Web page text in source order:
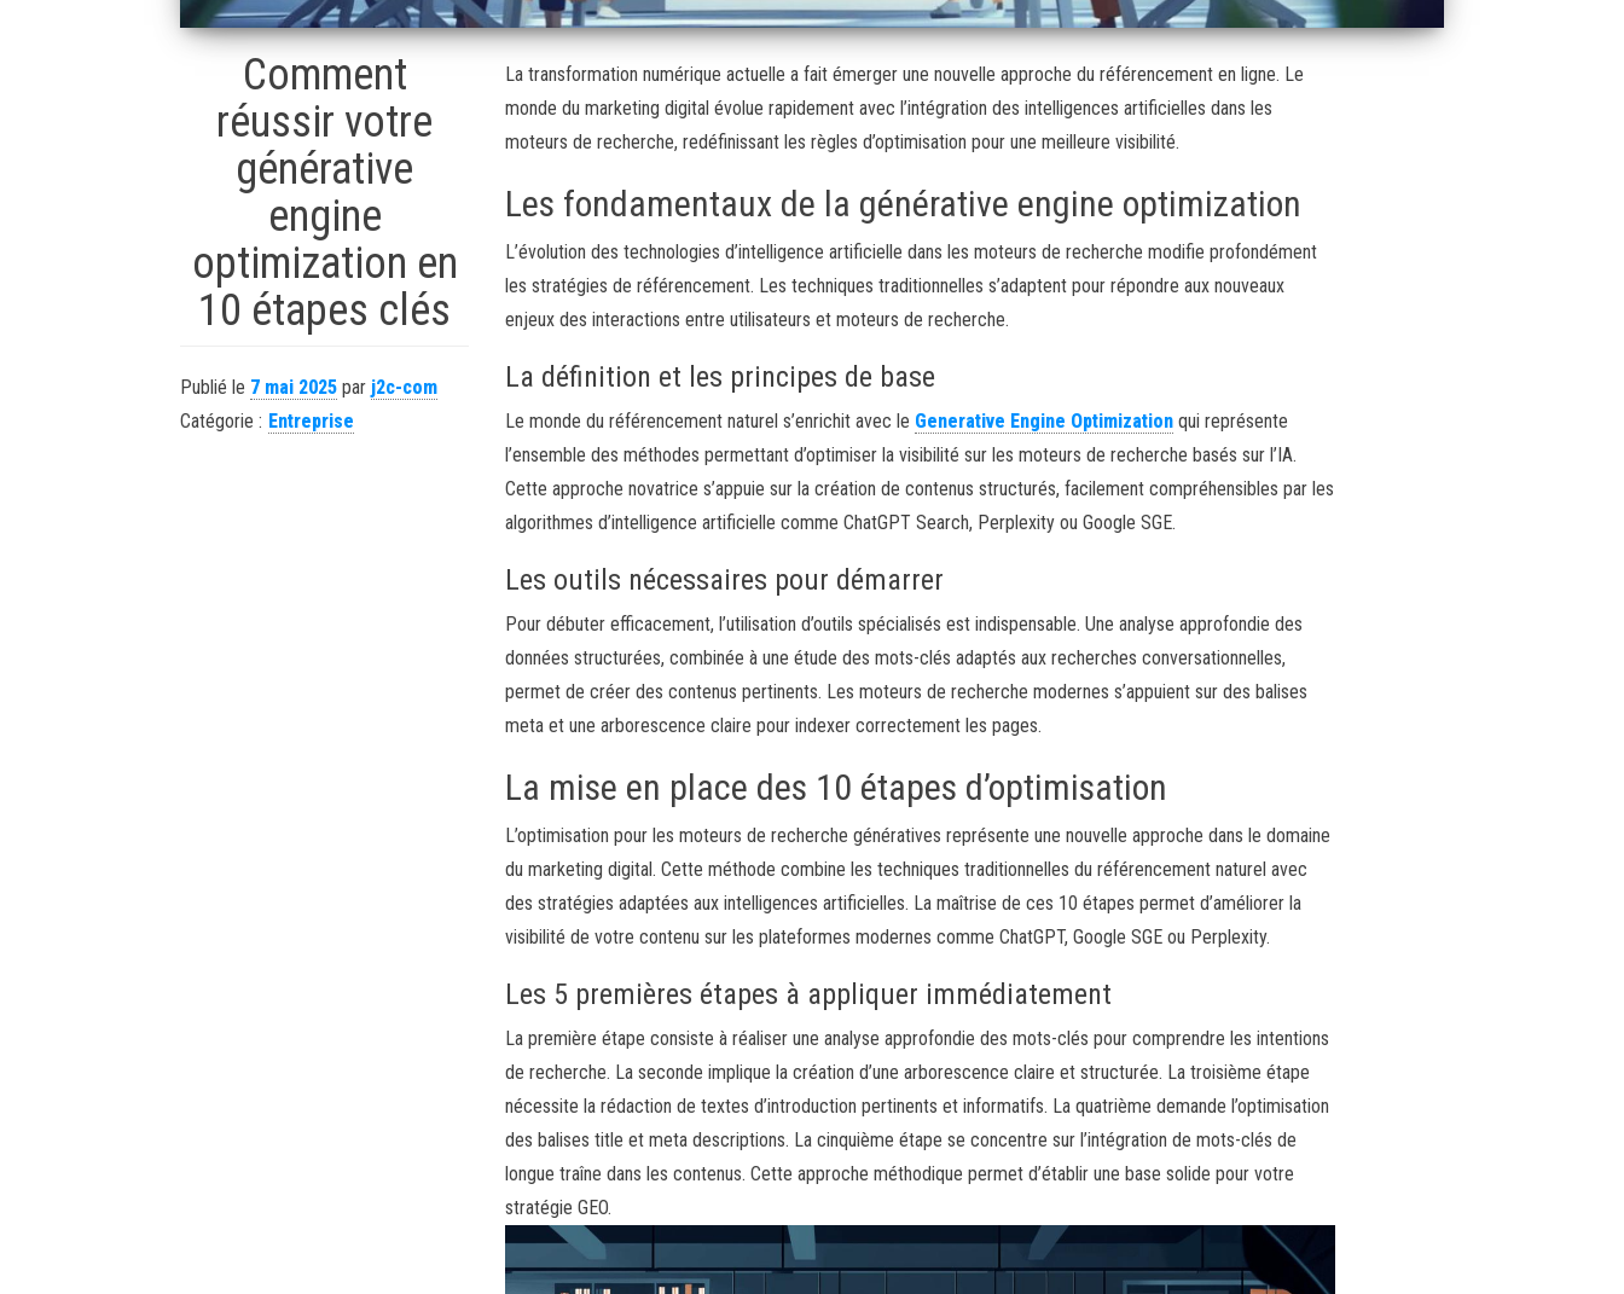
Comment
réussir votre
générative
engine
optimization en
10 étapes clés
Publié le 7 mai 2025 par j2c-com
Catégorie : Entreprise
La transformation numérique actuelle a fait émerger une nouvelle approche du référencement en ligne. Le
monde du marketing digital évolue rapidement avec l’intégration des intelligences artificielles dans les
moteurs de recherche, redéfinissant les règles d’optimisation pour une meilleure visibilité.
Les fondamentaux de la générative engine optimization
L’évolution des technologies d’intelligence artificielle dans les moteurs de recherche modifie profondément
les stratégies de référencement. Les techniques traditionnelles s’adaptent pour répondre aux nouveaux
enjeux des interactions entre utilisateurs et moteurs de recherche.
La définition et les principes de base
Le monde du référencement naturel s’enrichit avec le Generative Engine Optimization qui représente
l’ensemble des méthodes permettant d’optimiser la visibilité sur les moteurs de recherche basés sur l’IA.
Cette approche novatrice s’appuie sur la création de contenus structurés, facilement compréhensibles par les
algorithmes d’intelligence artificielle comme ChatGPT Search, Perplexity ou Google SGE.
Les outils nécessaires pour démarrer
Pour débuter efficacement, l’utilisation d’outils spécialisés est indispensable. Une analyse approfondie des
données structurées, combinée à une étude des mots-clés adaptés aux recherches conversationnelles,
permet de créer des contenus pertinents. Les moteurs de recherche modernes s’appuient sur des balises
meta et une arborescence claire pour indexer correctement les pages.
La mise en place des 10 étapes d’optimisation
L’optimisation pour les moteurs de recherche génératives représente une nouvelle approche dans le domaine
du marketing digital. Cette méthode combine les techniques traditionnelles du référencement naturel avec
des stratégies adaptées aux intelligences artificielles. La maîtrise de ces 10 étapes permet d’améliorer la
visibilité de votre contenu sur les plateformes modernes comme ChatGPT, Google SGE ou Perplexity.
Les 5 premières étapes à appliquer immédiatement
La première étape consiste à réaliser une analyse approfondie des mots-clés pour comprendre les intentions
de recherche. La seconde implique la création d’une arborescence claire et structurée. La troisième étape
nécessite la rédaction de textes d’introduction pertinents et informatifs. La quatrième demande l’optimisation
des balises title et meta descriptions. La cinquième étape se concentre sur l’intégration de mots-clés de
longue traîne dans les contenus. Cette approche méthodique permet d’établir une base solide pour votre
stratégie GEO.